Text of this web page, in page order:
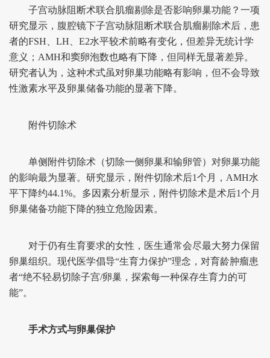
子宫动脉阻断术联合肌瘤剔除是否影响卵巢功能？一项
研究显示，腹腔镜下子宫动脉阻断术联合肌瘤剔除术后，患
者的FSH、LH、E2水平较术前略有变化，但差异无统计学
意义；AMH和窦卵泡数也略有下降，但同样无显著差异。
研究者认为，这种术式虽对卵巢功能略有影响，但不会导致
性激素水平及卵巢储备功能的显著下降。
附件切除术
单侧附件切除术（切除一侧卵巢和输卵管）对卵巢功能
的影响最为显著。研究显示，附件切除术后1个月，AMH水
平下降约44.1%。多因素分析显示，附件切除术是术后1个月
卵巢储备功能下降的独立危险因素。
对于仍有生育要求的女性，医生通常会尽最大努力保留
卵巢组织。现代医学倡导“生育力保护”理念，对育龄肿瘤患
者“绝不轻易切除子宫/卵巢，探索每一种保存生育力的可
能”。
手术方式与卵巢保护